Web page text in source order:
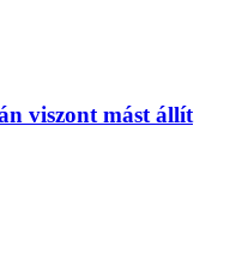
viszont mást állít